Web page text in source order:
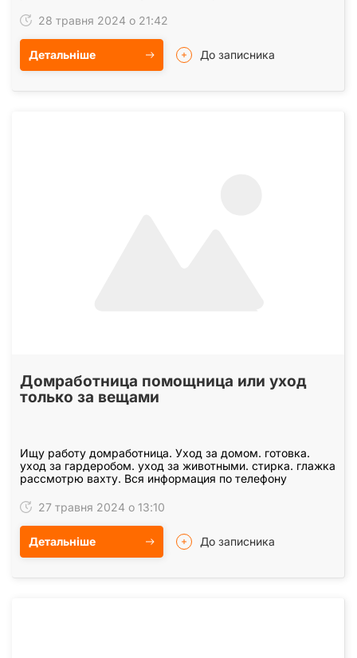
28 травня 2024 о 21:42
Детальніше До записника
Домработница помощница или уход
только за вещами
Ищу работу домработница. Уход за домом. готовка.
уход за гардеробом. уход за животными. стирка. глажка
рассмотрю вахту. Вся информация по телефону
27 травня 2024 о 13:10
Детальніше До записника